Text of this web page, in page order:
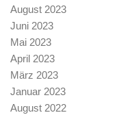
August 2023
Juni 2023
Mai 2023
April 2023
März 2023
Januar 2023
August 2022